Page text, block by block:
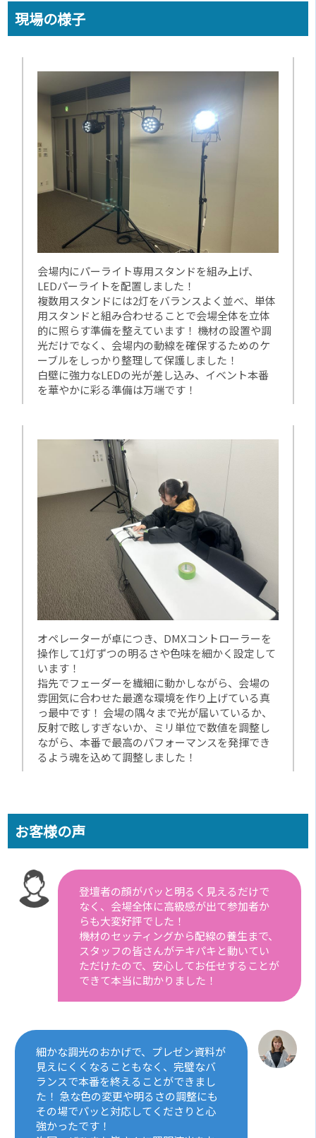
現場の様子
会場内にパーライト専用スタンドを組み上げ、
LEDパーライトを配置しました！
複数用スタンドには2灯をバランスよく並べ、単体
用スタンドと組み合わせることで会場全体を立体
的に照らす準備を整えています！ 機材の設置や調
光だけでなく、会場内の動線を確保するためのケ
ーブルをしっかり整理して保護しました！
白壁に強力なLEDの光が差し込み、イベント本番
を華やかに彩る準備は万端です！
オペレーターが卓につき、DMXコントローラーを
操作して1灯ずつの明るさや色味を細かく設定して
います！
指先でフェーダーを繊細に動かしながら、会場の
雰囲気に合わせた最適な環境を作り上げている真
っ最中です！ 会場の隅々まで光が届いているか、
反射で眩しすぎないか、ミリ単位で数値を調整し
ながら、本番で最高のパフォーマンスを発揮でき
るよう魂を込めて調整しました！
お客様の声
登壇者の顔がパッと明るく見えるだけで
なく、会場全体に高級感が出て参加者か
らも大変好評でした！
機材のセッティングから配線の養生まで、
スタッフの皆さんがテキパキと動いてい
ただけたので、安心してお任せすることが
できて本当に助かりました！
細かな調光のおかげで、プレゼン資料が
見えにくくなることもなく、完璧なバ
ランスで本番を終えることができまし
た！ 急な色の変更や明るさの調整にも
その場でパッと対応してくださりと心
強かったです！